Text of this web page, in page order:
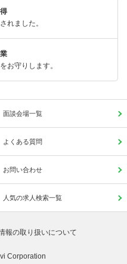
れました。
お守りします。
面談会場一覧
よくある質問
お問い合わせ
人気の求人検索一覧
報の取り扱いについて
Corporation